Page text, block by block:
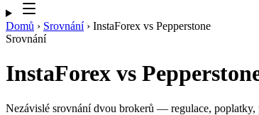
Domů › Srovnání › InstaForex vs Pepperstone
Srovnání
InstaForex vs
Nezávislé srovnání dvou brokerů — regulace,